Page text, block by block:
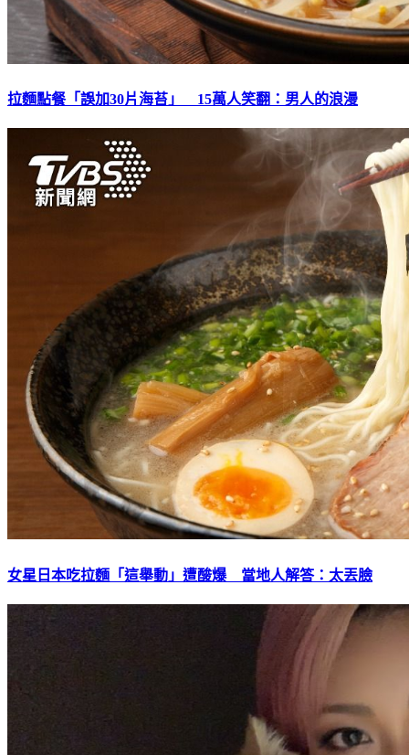
拉麵點餐「誤加30片海苔」 15萬人笑翻：男人的浪漫
女星日本吃拉麵「這舉動」遭酸爆 當地人解答：太丟臉